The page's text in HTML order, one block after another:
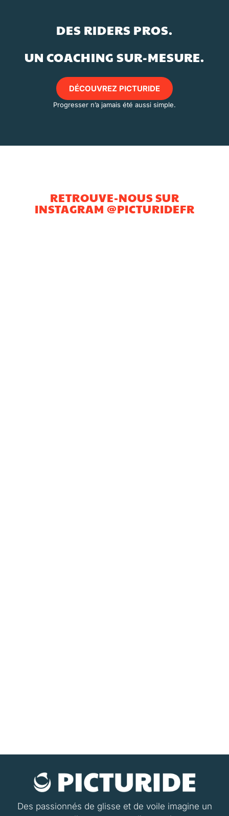
DES RIDERS PROS.
UN COACHING SUR-MESURE.
DÉCOUVREZ PICTURIDE
Progresser n’a jamais été aussi simple.
RETROUVE-NOUS SUR
INSTAGRAM @PICTURIDEFR
Des passionnés de glisse et de voile imagine un